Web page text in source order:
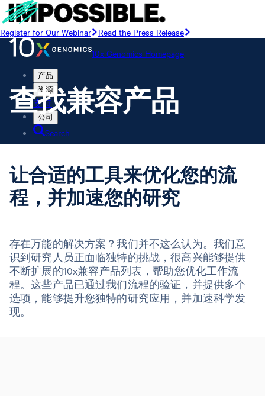
Register for Our Webinar
Read the Press Release
10x Genomics Homepage
产品
资源
支持
公司
Search
Store
Store
查找兼容产品
让合适的工具来优化您的流
程，并加速您的研究
存在万能的解决方案？我们并不这么认为。我们意
识到研究人员正面临独特的挑战，很高兴能够提供
不断扩展的10x兼容产品列表，帮助您优化工作流
程。这些产品已通过我们流程的验证，并提供多个
选项，能够提升您独特的研究应用，并加速科学发
现。